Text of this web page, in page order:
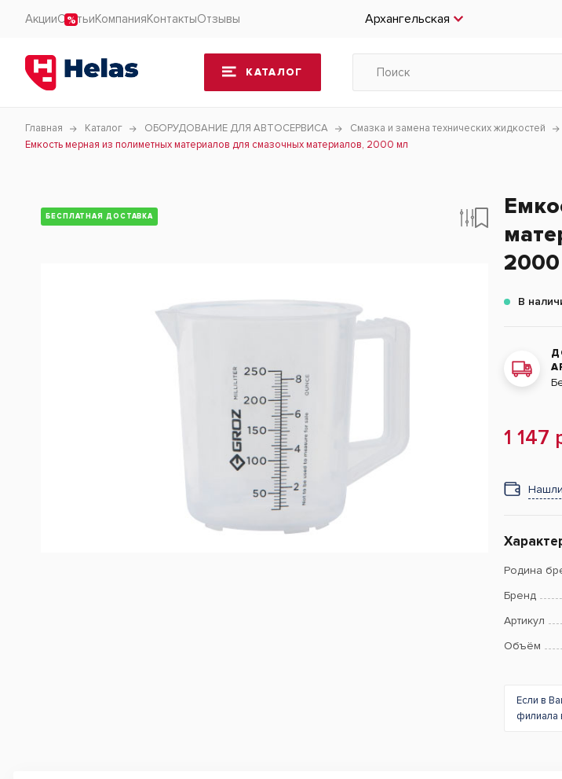
АкцииСтатьиКомпанияКонтактыОтзывы Архангельская
КАТАЛОГ
Главная Каталог ОБОРУДОВАНИЕ ДЛЯ АВТОСЕРВИСА Смазка и замена технических жидкостей
Емкость мерная из полиметных материалов для смазочных материалов, 2000 мл
БЕСПЛАТНАЯ ДОСТАВКА
В
1 147
Родина
Бренд
Артикул
Объём
Если в
филиала